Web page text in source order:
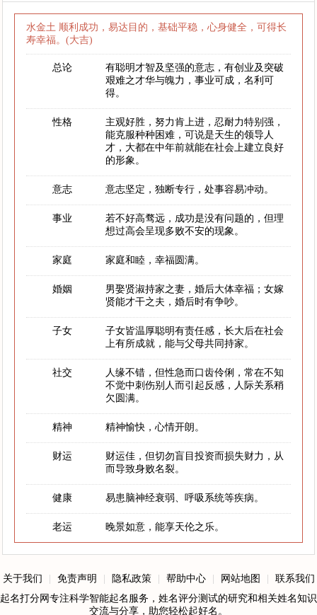
水金土 顺利成功，易达目的，基础平稳，心身健全，可得长
寿幸福。(大吉)
总论
有聪明才智及坚强的意志，有创业及突破
艰难之才华与魄力，事业可成，名利可
得。
性格
主观好胜，努力肯上进，忍耐力特别强，
能克服种种困难，可说是天生的领导人
才，大都在中年前就能在社会上建立良好
的形象。
意志 意志坚定，独断专行，处事容易冲动。
事业
若不好高骛远，成功是没有问题的，但理
想过高会呈现多败不安的现象。
家庭 家庭和睦，幸福圆满。
婚姻
男娶贤淑持家之妻，婚后大体幸福；女嫁
贤能才干之夫，婚后时有争吵。
子女
子女皆温厚聪明有责任感，长大后在社会
上有所成就，能与父母共同持家。
社交
人缘不错，但性急而口齿伶俐，常在不知
不觉中刺伤别人而引起反感，人际关系稍
欠圆满。
精神 精神愉快，心情开朗。
财运
财运佳，但切勿盲目投资而损失财力，从
而导致身败名裂。
健康 易患脑神经衰弱、呼吸系统等疾病。
老运 晚景如意，能享天伦之乐。
关于我们 免责声明 隐私政策 帮助中心 网站地图
联系我们
起名打分网专注科学智能起名服务，姓名评分测试的研究和相关姓名知识
交流与分享，助您轻松起好名。